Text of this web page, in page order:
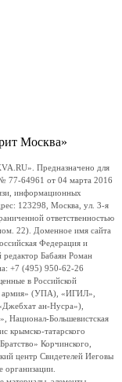
Москва»
Предназначено для
77-64961 от 04 марта 2016
информационных
123298, Москва, ул. 3-я
ответственностью
22). Доменное имя сайта
Федерация и
редактор Бабаян Роман
+7 (495) 950-62-26
в Российской
армия» (УПА), «ИГИЛ»,
ан-Нусра»),
Национал-Большевистская
татарского
Корчинского,
центр Свидетелей Иеговы
организации.